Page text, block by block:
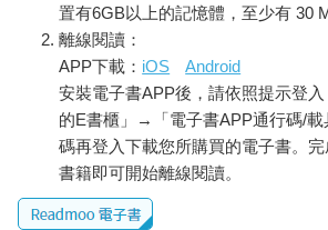
置有6GB以上的記憶體，至少有 30
離線閱讀：
APP下載： iOS
Android
安裝電子書APP後，請依照提示登
的E書櫃」→「電子書APP通行碼/載
碼再登入下載您所購買的電子書。
書籍即可開始離線閱讀。